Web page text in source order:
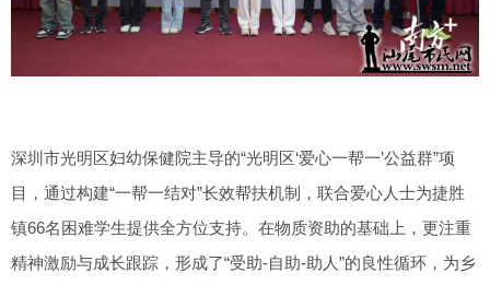
深圳市光明区妇幼保健院主导的“光明区‘爱心一帮一’公益群”项
目，通过构建“一帮一结对”长效帮扶机制，联合爱心人士为捷胜
镇66名困难学生提供全方位支持。在物质资助的基础上，更注重
精神激励与成长跟踪，形成了“受助-自助-助人”的良性循环，为乡